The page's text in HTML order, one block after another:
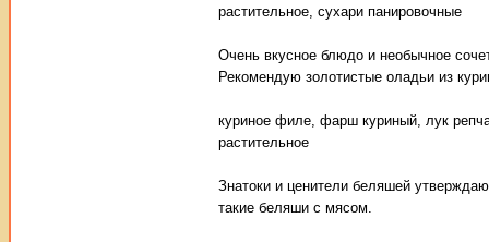
растительное, сухари панировочные
Очень вкусное блюдо и необычное
Рекомендую золотистые оладьи из
куриное филе, фарш куриный, лук
растительное
Знатоки и ценители беляшей
такие беляши с мясом.